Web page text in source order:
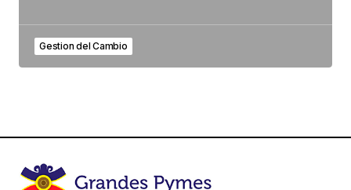
Your E-mail*
comente.
Este sitio esta protegido por
Gestion del Cambio